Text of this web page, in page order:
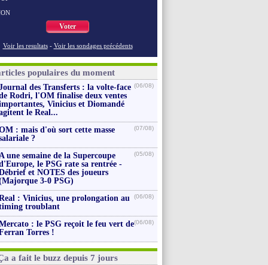
Voter
Voir les resultats - Voir les sondages précédents
populaires du moment
des Transferts : la volte-face
Rodri, l'OM finalise deux ventes
Vinicius et Diomandé
le Real...
(06/08)
: mais d'où sort cette masse
?
(07/08)
une semaine de la Supercoupe
le PSG rate sa rentrée -
et NOTES des joueurs
3-0 PSG)
(05/08)
: Vinicius, une prolongation au
troublant
(06/08)
: le PSG reçoit le feu vert de
Torres !
(06/08)
a fait le buzz depuis 7 jours